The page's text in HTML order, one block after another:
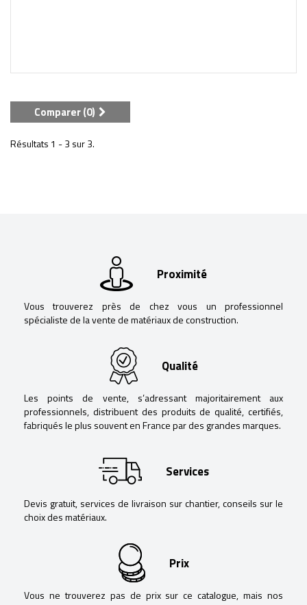
Comparer (0)
Résultats 1 - 3 sur 3.
Proximité
Vous trouverez près de chez vous un professionnel
spécialiste de la vente de matériaux de construction.
Qualité
Les points de vente, s’adressant majoritairement aux
professionnels, distribuent des produits de qualité, certifiés,
fabriqués le plus souvent en France par des grandes marques.
Services
Devis gratuit, services de livraison sur chantier, conseils sur le
choix des matériaux.
Prix
Vous ne trouverez pas de prix sur ce catalogue, mais nos